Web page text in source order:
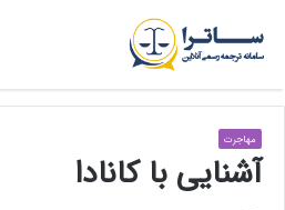
مهاجرت
آشنایی با کانادا